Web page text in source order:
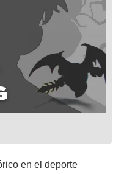
en el deporte